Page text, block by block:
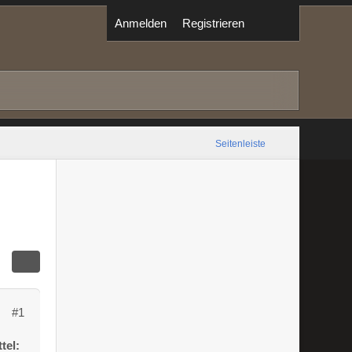
Anmelden Registrieren
Seitenleiste
#1